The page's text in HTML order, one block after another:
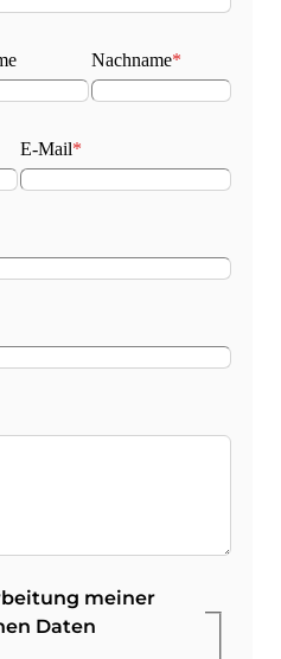
Nachname*
E-Mail*
meiner
Daten